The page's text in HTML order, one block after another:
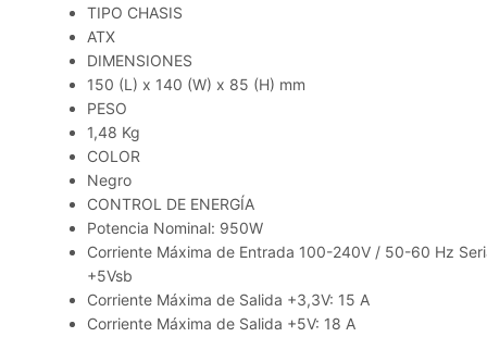
TIPO CHASIS
ATX
DIMENSIONES
150 (L) x 140 (W) x 85 (H) mm
PESO
1,48 Kg
COLOR
Negro
CONTROL DE ENERGÍA
Potencia Nominal: 950W
Corriente Máxima de Entrada 100-240V / 50-60 Hz
+5Vsb
Corriente Máxima de Salida +3,3V: 15 A
Corriente Máxima de Salida +5V: 18 A